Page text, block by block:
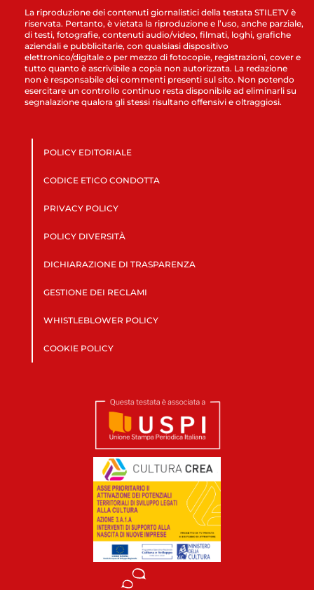
La riproduzione dei contenuti giornalistici della testata STILETV è
riservata. Pertanto, è vietata la riproduzione e l’uso, anche parziale,
di testi, fotografie, contenuti audio/video, filmati, loghi, grafiche
aziendali e pubblicitarie, con qualsiasi dispositivo
elettronico/digitale o per mezzo di fotocopie, registrazioni, cover e
tutto quanto è ascrivibile a copia non autorizzata. La redazione
non è responsabile dei commenti presenti sul sito. Non potendo
esercitare un controllo continuo resta disponibile ad eliminarli su
segnalazione qualora gli stessi risultano offensivi e oltraggiosi.
POLICY EDITORIALE
CODICE ETICO CONDOTTA
PRIVACY POLICY
POLICY DIVERSITÀ
DICHIARAZIONE DI TRASPARENZA
GESTIONE DEI RECLAMI
WHISTLEBLOWER POLICY
COOKIE POLICY